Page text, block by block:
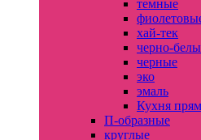
темные
хай-тек
черно-
черные
эко
эмаль
Кухня
П-образные
круглые